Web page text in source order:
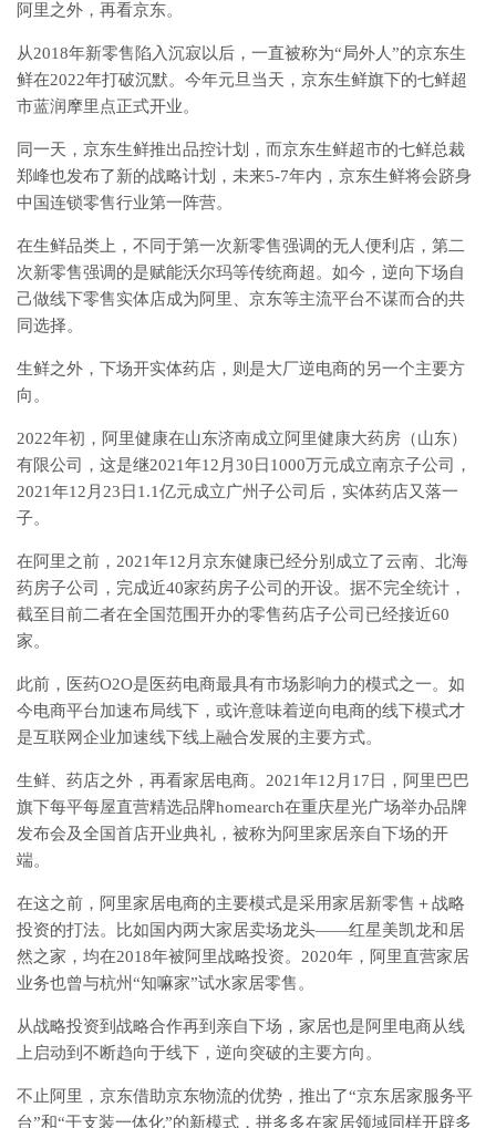
阿里之外，再看京东。
从2018年新零售陷入沉寂以后，一直被称为“局外人”的京东生
鲜在2022年打破沉默。今年元旦当天，京东生鲜旗下的七鲜超
市蓝润摩里点正式开业。
同一天，京东生鲜推出品控计划，而京东生鲜超市的七鲜总裁
郑峰也发布了新的战略计划，未来5-7年内，京东生鲜将会跻身
中国连锁零售行业第一阵营。
在生鲜品类上，不同于第一次新零售强调的无人便利店，第二
次新零售强调的是赋能沃尔玛等传统商超。如今，逆向下场自
己做线下零售实体店成为阿里、京东等主流平台不谋而合的共
同选择。
生鲜之外，下场开实体药店，则是大厂逆电商的另一个主要方
向。
2022年初，阿里健康在山东济南成立阿里健康大药房（山东）
有限公司，这是继2021年12月30日1000万元成立南京子公司，
2021年12月23日1.1亿元成立广州子公司后，实体药店又落一
子。
在阿里之前，2021年12月京东健康已经分别成立了云南、北海
药房子公司，完成近40家药房子公司的开设。据不完全统计，
截至目前二者在全国范围开办的零售药店子公司已经接近60
家。
此前，医药O2O是医药电商最具有市场影响力的模式之一。如
今电商平台加速布局线下，或许意味着逆向电商的线下模式才
是互联网企业加速线下线上融合发展的主要方式。
生鲜、药店之外，再看家居电商。2021年12月17日，阿里巴巴
旗下每平每屋直营精选品牌homearch在重庆星光广场举办品牌
发布会及全国首店开业典礼，被称为阿里家居亲自下场的开
端。
在这之前，阿里家居电商的主要模式是采用家居新零售＋战略
投资的打法。比如国内两大家居卖场龙头——红星美凯龙和居
然之家，均在2018年被阿里战略投资。2020年，阿里直营家居
业务也曾与杭州“知嘛家”试水家居零售。
从战略投资到战略合作再到亲自下场，家居也是阿里电商从线
上启动到不断趋向于线下，逆向突破的主要方向。
不止阿里，京东借助京东物流的优势，推出了“京东居家服务平
台”和“干支装一体化”的新模式，拼多多在家居领域同样开辟多